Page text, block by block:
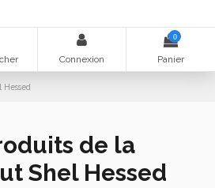
Connexion
0
Panier
Hessed
de la
Shel Hessed